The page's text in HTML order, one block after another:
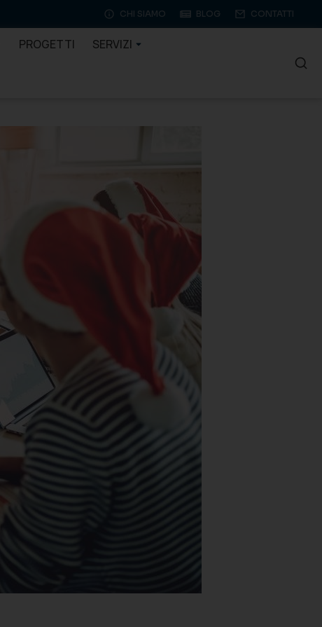
CHI SIAMO BLOG CONTATTI
PROGETTI SERVIZI